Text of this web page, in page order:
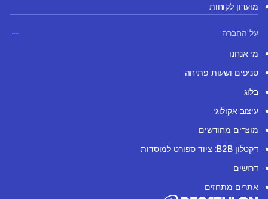
מועדון לקוחות
על החברה
מי אנחנו
סניפים ושעות פתיחה
בלוג
עיצוב אקולוגי
מוצרים מחודשים
דקטלון B2B: ציוד ספורט למוסדות
דרושים
אתרים מתחזים